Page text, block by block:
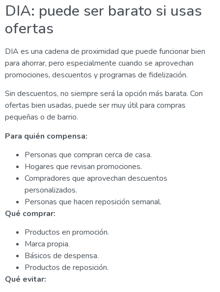
DIA: puede ser barato si usas
ofertas
DIA es una cadena de proximidad que puede funcionar bien
para ahorrar, pero especialmente cuando se aprovechan
promociones, descuentos y programas de fidelización.
Sin descuentos, no siempre será la opción más barata. Con
ofertas bien usadas, puede ser muy útil para compras
pequeñas o de barrio.
Para quién compensa:
Personas que compran cerca de casa.
Hogares que revisan promociones.
Compradores que aprovechan descuentos
personalizados.
Personas que hacen reposición semanal.
Qué comprar:
Productos en promoción.
Marca propia.
Básicos de despensa.
Productos de reposición.
Qué evitar: